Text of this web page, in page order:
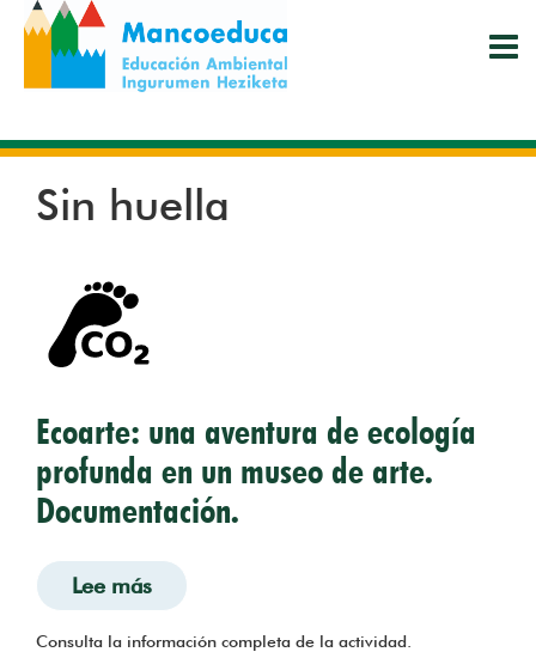
Pasar
contenido
principal
Sin huella
Ecoarte: una aventura de ecología
profunda en un museo de arte.
Documentación.
Lee más sobre Ecoarte: una aventura de
Consulta la información completa de la actividad.